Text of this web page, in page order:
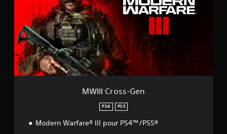
I
C
r
o
s
s
G
e
MWIII Cross-Gen
PS4 PS5
Modern Warfare® III pour PS4™/PS5®